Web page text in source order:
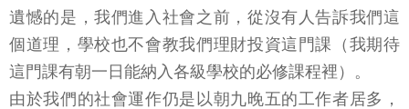
遺憾的是，我們進入社會之前，從沒有人告訴我們這
個道理，學校也不會教我們理財投資這門課（我期待
這門課有朝一日能納入各級學校的必修課程裡）。
由於我們的社會運作仍是以朝九晚五的工作者居多，